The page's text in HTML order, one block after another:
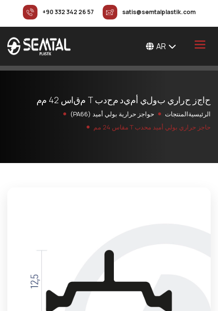
+90 332 342 26 57 satis@semtalplastik.com
AR
حاجز حر ار ي بولي أميد محدب T مقاس 2
4 مم
الرئيسيةالمنتجات
حواجز حرارية بولي أميد (PA66)
حاجز حراري بولي أميد محدب T مقاس 24 مم